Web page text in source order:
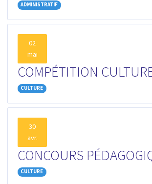
ADMINISTRATIF
02
mai
COMPÉTITION
CULTURE
30
avr.
CONCOURS
CULTURE